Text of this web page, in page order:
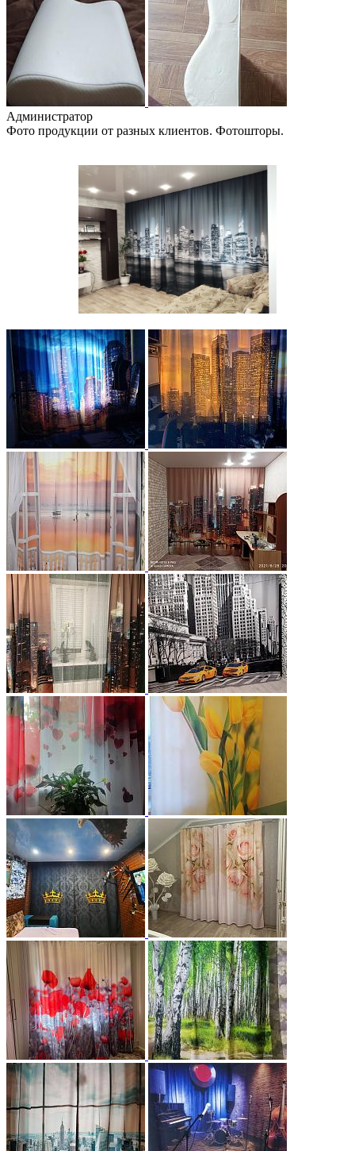
Администратор
Фото продукции от разных клиентов. Фотошторы.